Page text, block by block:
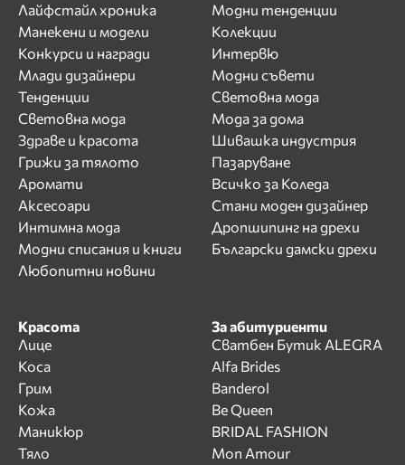
Лайфстайл хроника
Манекени и модели
Конкурси и награди
Млади дизайнери
Тенденции
Световна мода
Здраве и красота
Грижи за тялото
Аромати
Аксесоари
Интимна мода
Модни списания и книги
Любопитни новини
Модни тенденции
Колекции
Интервю
Модни съвети
Световна мода
Мода за дома
Шивашка индустрия
Пазаруване
Всичко за Коледа
Стани моден дизайнер
Дропшипинг на дрехи
Български дамски дрехи
Красота
Лице
Коса
Грим
Кожа
Маникюр
Тяло
За абитуриенти
Сватбен Бутик ALEGRA
Alfa Brides
Banderol
Be Queen
BRIDAL FASHION
Mon Amour